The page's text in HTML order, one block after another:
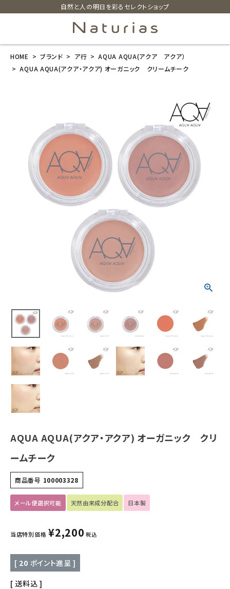
自然と人の明日を彩るセレクトショップ
search
AQUA AQUA
(アクア・アク
ア) オーガニッ
ク クリームチ
カテゴリーから探す
美容・コスメ・香水
衛生用品
日用品雑貨
フェムケア
インナー・下着・ナイトウェア
キッチン用品
定期購入
HOME ブランド ア行
AQUA AQUA(アクア アクア）
AQUA AQUA(アクア・アクア) オーガニック クリームチーク
AQUA AQUA(アクア・アクア) オーガニック クリ
ームチーク
商品番号 100003328
メール便選択可能 天然由来成分配合 日本製
当店特別価格 ¥2,200 税込
[ 20 ポイント進呈 ]
送料込